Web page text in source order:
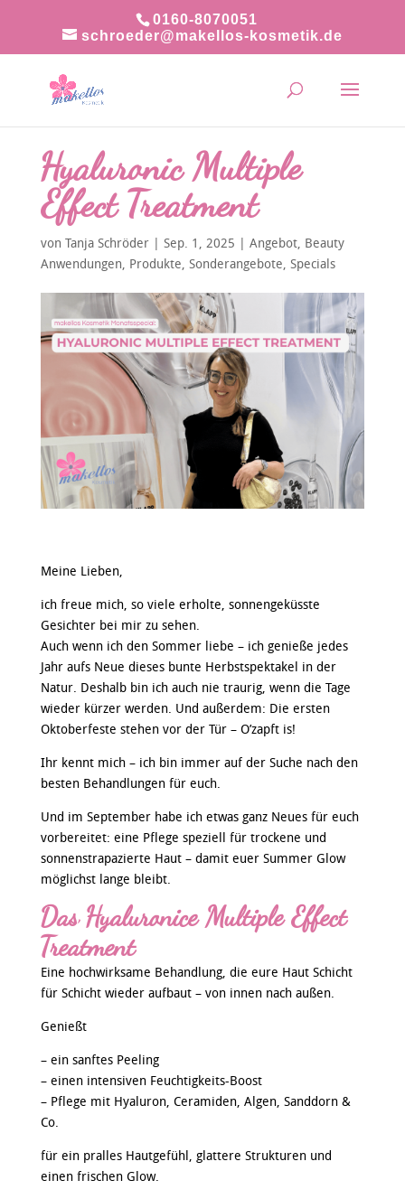
0160-8070051
schroeder@makellos-kosmetik.de
Hyaluronic Multiple
Effect Treatment
von Tanja Schröder| Sep. 1, 2025 | Angebot, Beauty
Anwendungen, Produkte, Sonderangebote, Specials
Meine Lieben,
ich freue mich, so viele erholte, sonnengeküsste
Gesichter bei mir zu sehen.
Auch wenn ich den Sommer liebe – ich genieße jedes
Jahr aufs Neue dieses bunte Herbstspektakel in der
Natur. Deshalb bin ich auch nie traurig, wenn die Tage
wieder kürzer werden. Und außerdem: Die ersten
Oktoberfeste stehen vor der Tür – O’zapft is!
Ihr kennt mich – ich bin immer auf der Suche nach den
besten Behandlungen für euch.
Und im September habe ich etwas ganz Neues für euch
vorbereitet: eine Pflege speziell für trockene und
sonnenstrapazierte Haut – damit euer Summer Glow
möglichst lange bleibt.
Das Hyaluronice Multiple Effect
Treatment
Eine hochwirksame Behandlung, die eure Haut Schicht
für Schicht wieder aufbaut – von innen nach außen.
Genießt
– ein sanftes Peeling
– einen intensiven Feuchtigkeits-Boost
– Pflege mit Hyaluron, Ceramiden, Algen, Sanddorn &
Co.
für ein pralles Hautgefühl, glattere Strukturen und
einen frischen Glow.